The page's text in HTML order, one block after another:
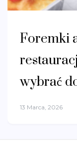
Foremki
wybrać
13 Marca, 2026